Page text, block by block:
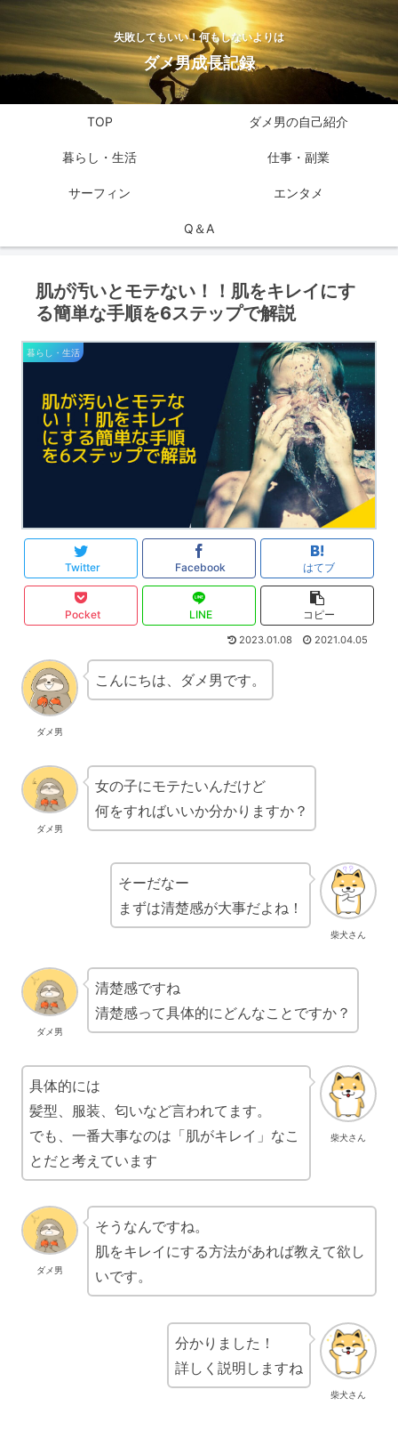
失敗してもいい！何もしないよりは
ダメ男成長記録
TOP ダメ男の自己紹介
暮らし・生活 仕事・副業
サーフィン エンタメ
Q＆A
肌が汚いとモテない！！肌をキレイにす
る簡単な手順を6ステップで解説
暮らし・生活
Twitter Facebook はてブ
Pocket LINE コピー
2023.01.08 2021.04.05
ダメ男
こんにちは、ダメ男です。
ダメ男
女の子にモテたいんだけど
何をすればいいか分かりますか？
柴犬さん
そーだなー
まずは清楚感が大事だよね！
ダメ男
清楚感ですね
清楚感って具体的にどんなことですか？
柴犬さん
具体的には
髪型、服装、匂いなど言われてます。
でも、一番大事なのは「肌がキレイ」なこ
とだと考えています
ダメ男
そうなんですね。
肌をキレイにする方法があれば教えて欲し
いです。
柴犬さん
分かりました！
詳しく説明しますね